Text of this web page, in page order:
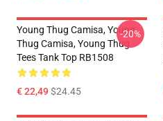
Young Thug Camisa, Young
Thug Camisa, Young Thug
Tees Tank Top RB1508
€ 22,49$24.45
-20%